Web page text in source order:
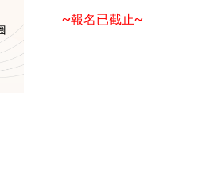
~報名已截止~